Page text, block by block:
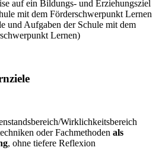
auf ein Bildungs- und Erziehungsziel
mit dem Förderschwerpunkt Lernen
und Aufgaben der Schule mit dem
Lernen)
Wirklichkeitsbereich
oder Fachmethoden als
, ohne tiefere Reflexion